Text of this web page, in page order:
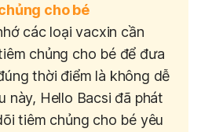
cho bé
các loại vacxin cần
chủng cho bé để đưa
thời điểm là không dễ
này, Hello Bacsi đã phát
tiêm chủng cho bé yêu